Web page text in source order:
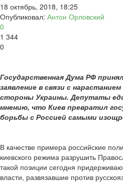
18 октябрь, 2018, 18:25
Опубликовал: Антон Орловский
0
1 344
0
Государственная Дума РФ
заявление в связи с
стороны Украины. Депутаты
мнению, что Киев превратил
борьбы с Россией самыми
В качестве примера российские
киевского режима разрушить
такой позиции сегодня
власти, развязавшие против